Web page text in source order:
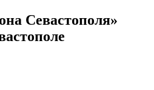
Севастополя»